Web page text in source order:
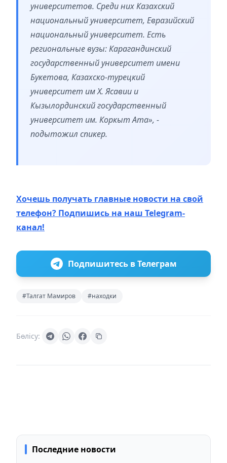
университетов. Среди них Казахский
национальный университет, Евразийский
национальный университет. Есть
региональные вузы: Карагандинский
государственный университет имени
Букетова, Казахско-турецкий
университет им Х. Ясавии и
Кызылординский государственный
университет им. Коркыт Ата», -
подытожил спикер.
Хочешь получать главные новости на свой
телефон? Подпишись на наш Telegram-
канал!
Подпишитесь в Телеграм
#Талгат Мамиров #находки
Бөлісу:
Последние новости